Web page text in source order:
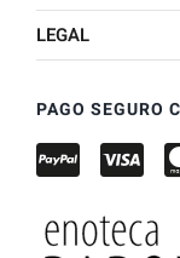
LEGAL
PAGO SEGURO